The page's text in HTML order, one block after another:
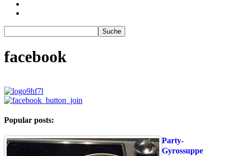
facebook
Popular posts:
Party-
Gyrossuppe